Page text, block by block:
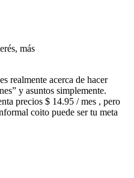
más
realmente acerca de hacer
y asuntos simplemente.
precios $ 14.95 / mes , pero
coito puede ser tu meta